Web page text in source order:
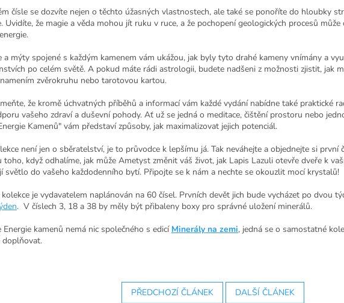
čísle se dozvíte nejen o těchto úžasných vlastnostech, ale také se ponoříte do hloubky
Uvidíte, že magie a věda mohou jít ruku v ruce, a že pochopení geologických procesů
a mýty spojené s každým kamenem vám ukážou, jak byly tyto drahé kameny vnímány a
po celém světě. A pokud máte rádi astrologii, budete nadšeni z možnosti zjistit, jak
zvěrokruhu nebo tarotovou kartou.
že kromě úchvatných příběhů a informací vám každé vydání nabídne také praktické
vašeho zdraví a duševní pohody. Ať už se jedná o meditace, čištění prostoru nebo
Kamenů" vám představí způsoby, jak maximalizovat jejich potenciál.
není jen o sběratelství, je to průvodce k lepšímu já. Tak neváhejte a objednejte si první
toho, když odhalíme, jak může Ametyst změnit váš život, jak Lapis Lazuli otevře dveře k
světlo do vašeho každodenního bytí. Připojte se k nám a nechte se okouzlit mocí krystalů!
kolekce je vydavatelem naplánován na 60 čísel. Prvních devět jich bude vycházet po dvou
. V číslech 3, 18 a 38 by měly být přibaleny boxy pro správné uložení minerálů.
Energie kamenů nemá nic společného s edicí Minerály na zemi, jedná se o samostatné
doplňovat.
PŘEDCHOZÍ ČLÁNEK DALŠÍ ČLÁNEK